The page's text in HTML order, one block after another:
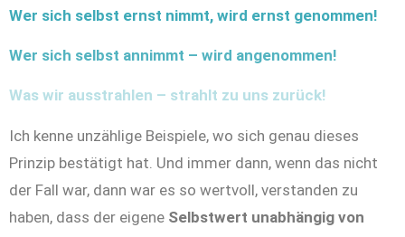
Wer sich selbst ernst nimmt, wird ernst genommen!
Wer sich selbst annimmt – wird angenommen!
Was wir ausstrahlen – strahlt zu uns zurück!
Ich kenne unzählige Beispiele, wo sich genau dieses
Prinzip bestätigt hat. Und immer dann, wenn das nicht
der Fall war, dann war es so wertvoll, verstanden zu
haben, dass der eigene Selbstwert unabhängig von